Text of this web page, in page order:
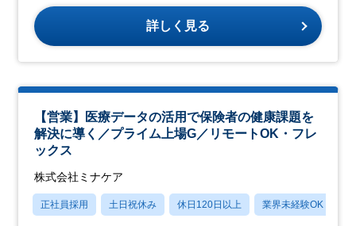
詳しく見る
【営業】医療データの活用で保険者の健康課題を
解決に導く／プライム上場G／リモートOK・フレ
ックス
株式会社ミナケア
正社員採用 土日祝休み 休日120日以上 業界未経験OK